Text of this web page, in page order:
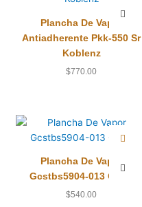
Plancha De Vapor
Antiadherente Pkk-550 Sr
Koblenz
$770.00
Plancha De Vapor
Gcstbs5904-013 Oster
$540.00